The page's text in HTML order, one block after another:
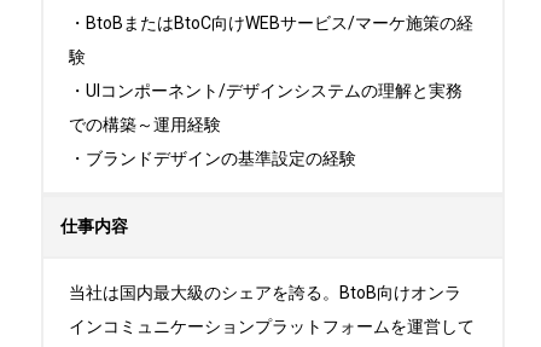
・BtoBまたはBtoC向けWEBサービス/マーケ施策の経
験
・UIコンポーネント/デザインシステムの理解と実務
での構築～運用経験
・ブランドデザインの基準設定の経験
仕事内容
当社は国内最大級のシェアを誇る。BtoB向けオンラ
インコミュニケーションプラットフォームを運営して